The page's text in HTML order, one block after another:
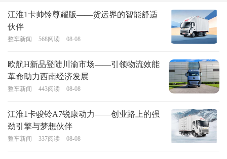
江淮1卡帅铃尊耀版——货运界的智能舒适
伙伴
整车新闻 568阅读 08-08
欧航H新品登陆川渝市场——引领物流效能
革命助力西南经济发展
整车新闻 443阅读 08-08
江淮1卡骏铃A7锐康动力——创业路上的强
劲引擎与梦想伙伴
整车新闻 337阅读 08-08